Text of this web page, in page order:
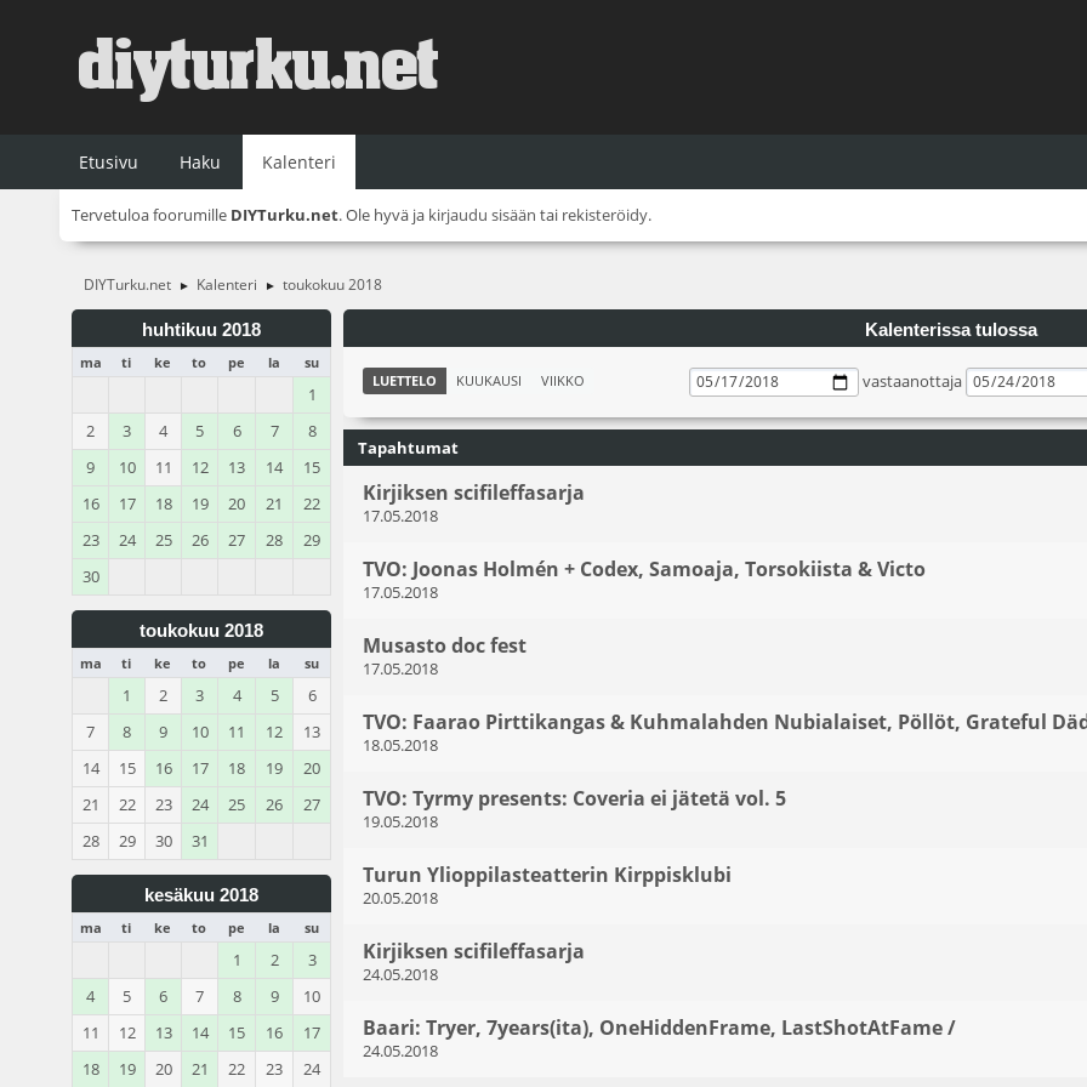
Etusivu Haku Kalenteri
Tervetuloa foorumille DIYTurku.net. Ole hyvä ja kirjaudu sisään tai rekisteröidy.
DIYTurku.net ► Kalenteri ► toukokuu 2018
huhtikuu 2018
ma ti ke to pe la su
1
2
3 4 5 6 7
8
9
10 11 12 13 14
15
16
17 18 19 20 21
22
23
24 25 26 27 28
29
30
toukokuu 2018
ma ti ke to pe la su
1 2 3 4 5
6
7
8 9 10 11 12
13
14
15 16 17 18 19
20
21
22 23 24 25 26
27
28
29 30 31
kesäkuu 2018
ma ti ke to pe la su
1 2
3
4
5 6 7 8 9
10
11
12 13 14 15 16
17
18
19 20 21 22 23 24
Kalenterissa tulossa
LUETTELO KUUKAUSI VIIKKO vastaanottaja
Tapahtumat
Kirjiksen scifileffasarja
17.05.2018
TVO: Joonas Holmén + Codex, Samoaja, Torsokiista & Victo
17.05.2018
Musasto doc fest
17.05.2018
TVO: Faarao Pirttikangas & Kuhmalahden Nubialaiset, Pöllöt, Grateful
18.05.2018
TVO: Tyrmy presents: Coveria ei jätetä vol. 5
19.05.2018
Turun Ylioppilasteatterin Kirppisklubi
20.05.2018
Kirjiksen scifileffasarja
24.05.2018
Baari: Tryer, 7years(ita), OneHiddenFrame, LastShotAtFame /
24.05.2018